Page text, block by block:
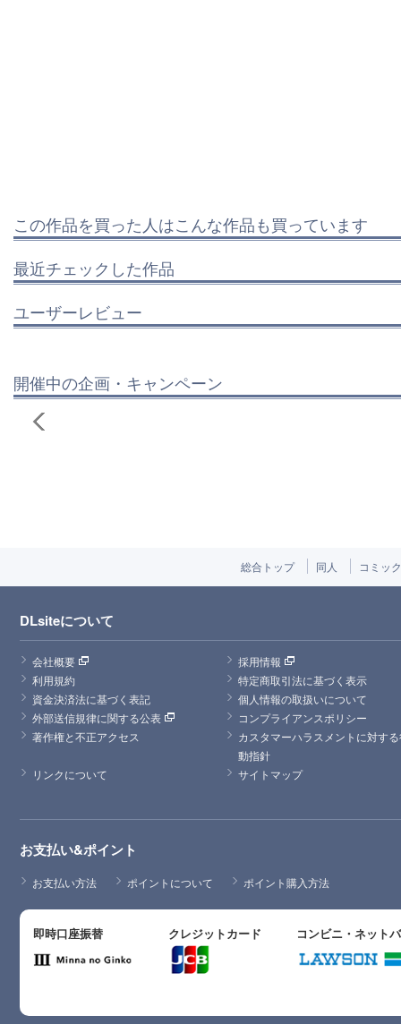
この作品を買った人はこんな作品も買っています
最近チェックした作品
ユーザーレビュー
開催中の企画・キャンペーン
総合トップ 同人 コミッ
DLsiteについて
会社概要
採用情報
利用規約
特定商取引法に基づく表示
資金決済法に基づく表記
個人情報の取扱いについて
外部送信規律に関する公表
コンプライアンスポリシー
著作権と不正アクセス
カスタマーハラスメントに対す
動指針
リンクについて
サイトマップ
お支払い&ポイント
お支払い方法 ポイントについて ポイント購入方法
即時口座振替 クレジットカード コンビニ・ネット